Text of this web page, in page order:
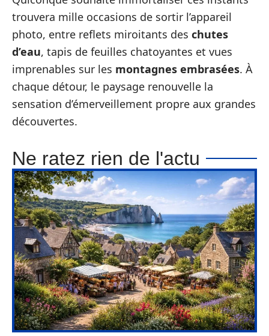
trouvera mille occasions de sortir l’appareil
photo, entre reflets miroitants des chutes
d’eau, tapis de feuilles chatoyantes et vues
imprenables sur les montagnes embrasées. À
chaque détour, le paysage renouvelle la
sensation d’émerveillement propre aux grandes
découvertes.
Ne ratez rien de l'actu